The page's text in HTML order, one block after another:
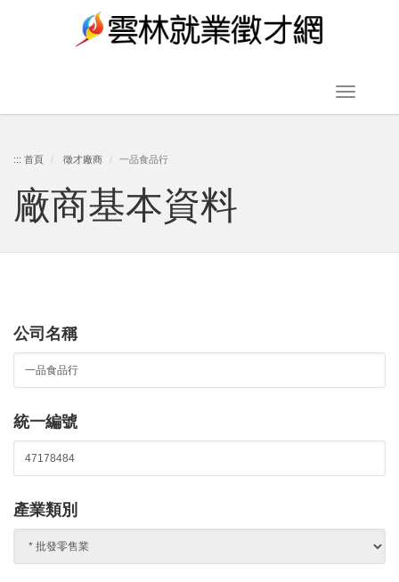
容
Toggle
::: 首頁 徵才廠商 一品食品行
廠商基本資料
公司名稱
統一編號
產業類別